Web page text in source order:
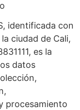
identificada con
ciudad de Cali,
es la
datos
procesamiento